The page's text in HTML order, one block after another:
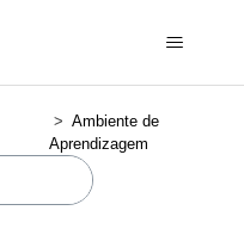
Ambiente de
Aprendizagem